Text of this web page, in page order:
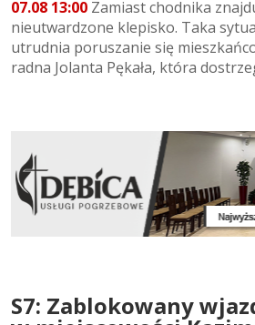
07.08 13:00 Zamiast chodnika
nieutwardzone klepisko. Taka
utrudnia poruszanie się
radna Jolanta Pękała, która
S7: Zablokowany